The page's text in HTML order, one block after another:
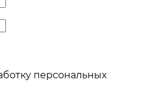
персональных